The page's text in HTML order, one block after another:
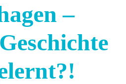
–